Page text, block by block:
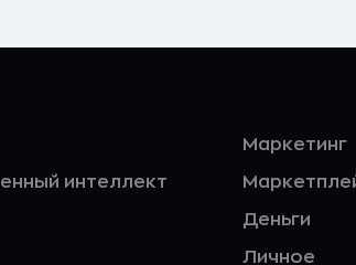
интеллект
Маркетинг
Деньги
Личное